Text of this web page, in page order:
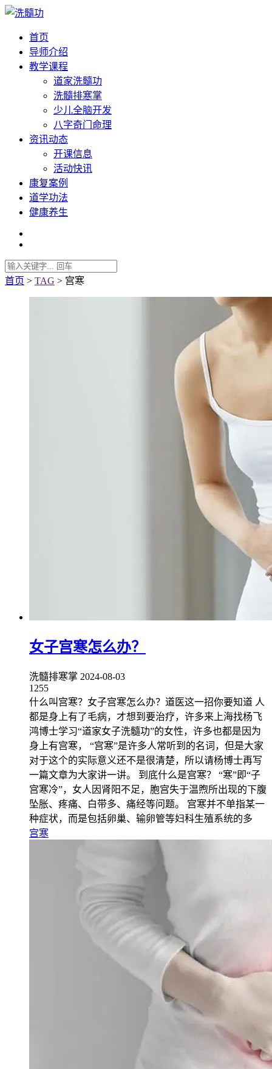
首页
导师介绍
教学课程
道家洗髓功
洗髓排寒掌
少儿全脑开发
八字奇门命理
资讯动态
开课信息
活动快讯
康复案例
道学功法
健康养生
首页 > TAG > 宫寒
女子宫寒怎么办？
洗髓排寒掌 2024-08-03
1255
什么叫宫寒？女子宫寒怎么办？道医这一招你要知道 人
都是身上有了毛病，才想到要治疗，许多来上海找杨飞
鸿博士学习“道家女子洗髓功”的女性，许多也都是因为
身上有宫寒， “宫寒”是许多人常听到的名词，但是大家
对于这个的实际意义还不是很清楚，所以请杨博士再写
一篇文章为大家讲一讲。 到底什么是宫寒？ “寒”即“子
宫寒冷”，女人因肾阳不足，胞宫失于温煦所出现的下腹
坠胀、疼痛、白带多、痛经等问题。 宫寒并不单指某一
种症状，而是包括卵巢、输卵管等妇科生殖系统的多
宫寒